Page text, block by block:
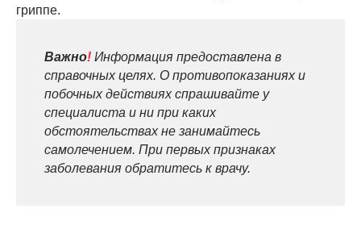
гриппе.
Важно! Информация предоставлена в
справочных целях. О противопоказаниях и
побочных действиях спрашивайте у
специалиста и ни при каких
обстоятельствах не занимайтесь
самолечением. При первых признаках
заболевания обратитесь к врачу.